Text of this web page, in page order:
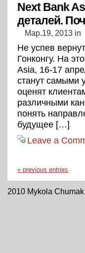
Next Bank
деталей.
Мар.19, 2013 in
Не успев
Гонконгу. На
Asia, 16-17
станут самыми
оценят
различными
понять
будущее […]
Leave a
« previous entries
2010 Mykola